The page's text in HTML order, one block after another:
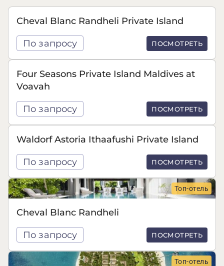
Cheval Blanc Randheli Private Island
По запросу ПОСМОТРЕТЬ
Four Seasons Private Island Maldives at
Voavah
По запросу ПОСМОТРЕТЬ
Waldorf Astoria Ithaafushi Private Island
По запросу ПОСМОТРЕТЬ
Топ-отель
Cheval Blanc Randheli
По запросу ПОСМОТРЕТЬ
Топ-отель